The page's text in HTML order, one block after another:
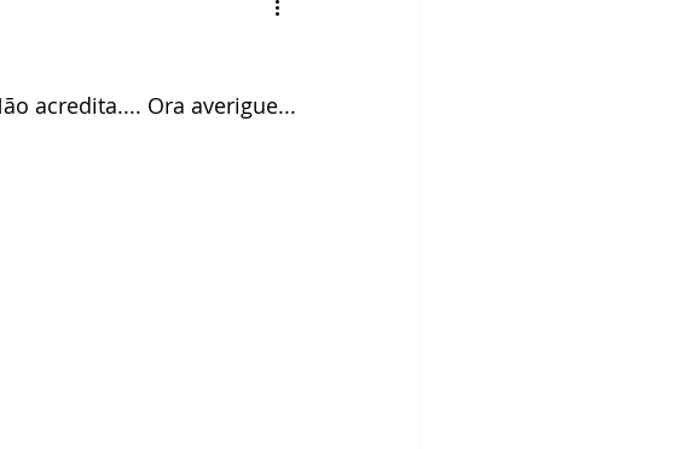
acredita.... Ora averigue...